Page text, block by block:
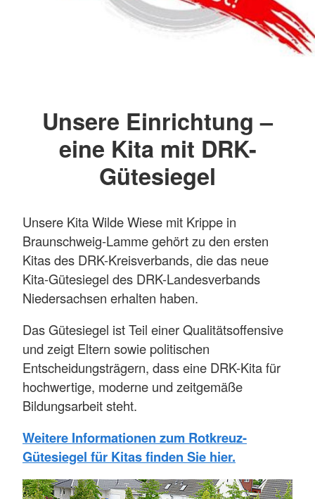
Unsere Einrichtung –
eine Kita mit DRK-
Gütesiegel
Unsere Kita Wilde Wiese mit Krippe in
Braunschweig-Lamme gehört zu den ersten
Kitas des DRK-Kreisverbands, die das neue
Kita-Gütesiegel des DRK-Landesverbands
Niedersachsen erhalten haben.
Das Gütesiegel ist Teil einer Qualitätsoffensive
und zeigt Eltern sowie politischen
Entscheidungsträgern, dass eine DRK-Kita für
hochwertige, moderne und zeitgemäße
Bildungsarbeit steht.
Weitere Informationen zum Rotkreuz-
Gütesiegel für Kitas finden Sie hier.